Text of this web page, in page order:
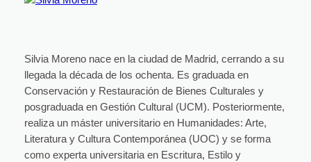
Silvia Moreno nace en la ciudad de Madrid, cerrando a su
llegada la década de los ochenta. Es graduada en
Conservación y Restauración de Bienes Culturales y
posgraduada en Gestión Cultural (UCM). Posteriormente,
realiza un máster universitario en Humanidades: Arte,
Literatura y Cultura Contemporánea (UOC) y se forma
como experta universitaria en Escritura, Estilo y